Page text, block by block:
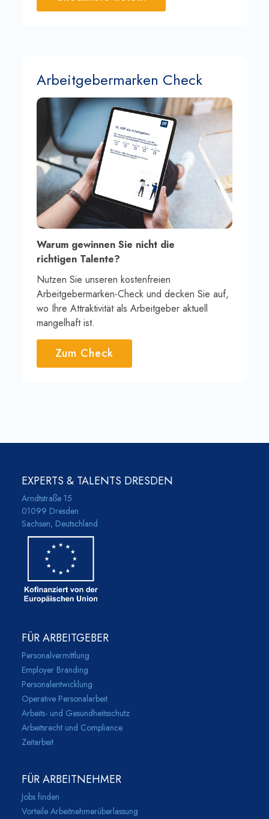
Arbeitgebermarken Check
Warum gewinnen Sie nicht die
richtigen Talente?
Nutzen Sie unseren kostenfreien
Arbeitgebermarken-Check und decken Sie auf,
wo Ihre Attraktivität als Arbeitgeber aktuell
mangelhaft ist.
Zum Check
EXPERTS & TALENTS DRESDEN
Arndtstraße 15
01099 Dresden
Sachsen, Deutschland
FÜR ARBEITGEBER
Personalvermittlung
Employer Branding
Personalentwicklung
Operative Personalarbeit
Arbeits- und Gesundheitsschutz
Arbeitsrecht und Compliance
Zeitarbeit
FÜR ARBEITNEHMER
Jobs finden
Vorteile Arbeitnehmerüberlassung